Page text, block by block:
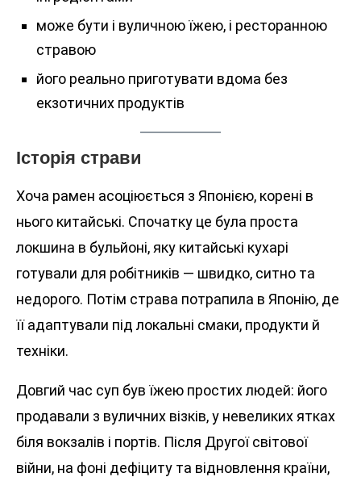
може бути і вуличною їжею, і ресторанною
стравою
його реально приготувати вдома без
екзотичних продуктів
Історія страви
Хоча рамен асоціюється з Японією, корені в
нього китайські. Спочатку це була проста
локшина в бульйоні, яку китайські кухарі
готували для робітників — швидко, ситно та
недорого. Потім страва потрапила в Японію, де
її адаптували під локальні смаки, продукти й
техніки.
Довгий час суп був їжею простих людей: його
продавали з вуличних візків, у невеликих ятках
біля вокзалів і портів. Після Другої світової
війни, на фоні дефіциту та відновлення країни,